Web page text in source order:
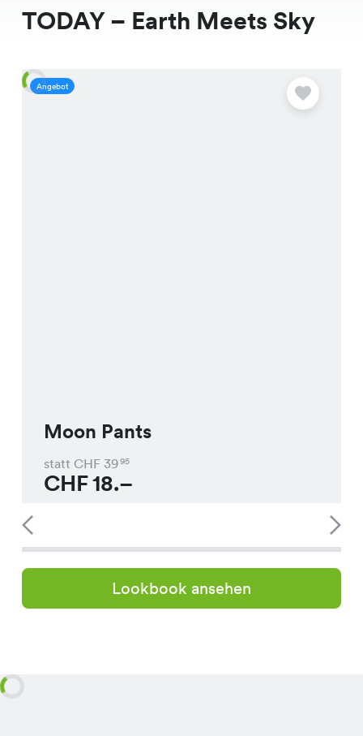
TODAY – Earth Meets Sky
Angebot
Moon Pants
statt CHF 3995
CHF18.–
Lookbook ansehen